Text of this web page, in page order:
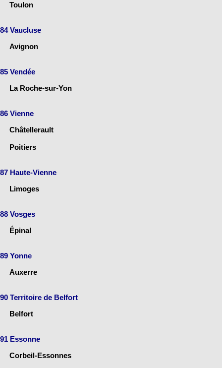
Toulon
84 Vaucluse
Avignon
85 Vendée
La Roche-sur-Yon
86 Vienne
Châtellerault
Poitiers
87 Haute-Vienne
Limoges
88 Vosges
Épinal
89 Yonne
Auxerre
90 Territoire de Belfort
Belfort
91 Essonne
Corbeil-Essonnes